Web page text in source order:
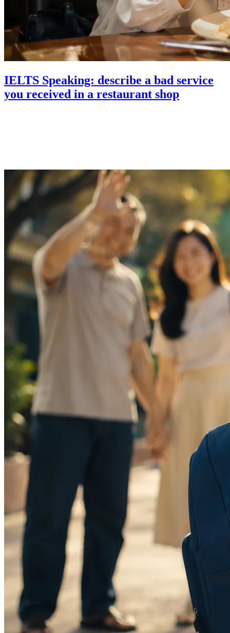
IELTS Speaking: describe a bad service
you received in a restaurant shop